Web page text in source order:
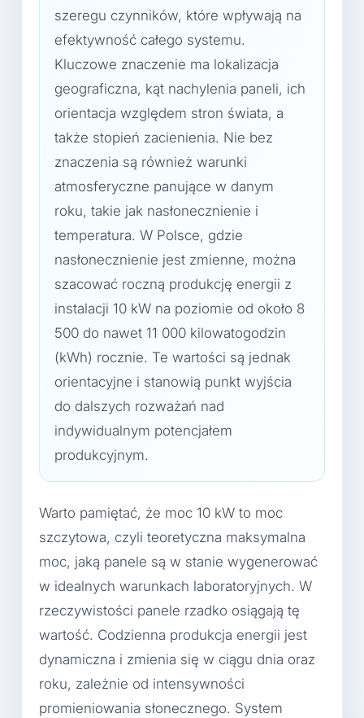
szeregu czynników, które wpływają na
efektywność całego systemu.
Kluczowe znaczenie ma lokalizacja
geograficzna, kąt nachylenia paneli, ich
orientacja względem stron świata, a
także stopień zacienienia. Nie bez
znaczenia są również warunki
atmosferyczne panujące w danym
roku, takie jak nasłonecznienie i
temperatura. W Polsce, gdzie
nasłonecznienie jest zmienne, można
szacować roczną produkcję energii z
instalacji 10 kW na poziomie od około 8
500 do nawet 11 000 kilowatogodzin
(kWh) rocznie. Te wartości są jednak
orientacyjne i stanowią punkt wyjścia
do dalszych rozważań nad
indywidualnym potencjałem
produkcyjnym.
Warto pamiętać, że moc 10 kW to moc
szczytowa, czyli teoretyczna maksymalna
moc, jaką panele są w stanie wygenerować
w idealnych warunkach laboratoryjnych. W
rzeczywistości panele rzadko osiągają tę
wartość. Codzienna produkcja energii jest
dynamiczna i zmienia się w ciągu dnia oraz
roku, zależnie od intensywności
promieniowania słonecznego. System